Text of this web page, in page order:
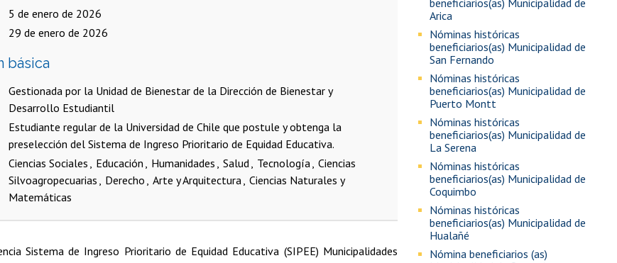
Arica
Nóminas históricas
beneficiarios(as) Municipalidad de
San Fernando
Nóminas históricas
beneficiarios(as) Municipalidad de
Puerto Montt
Nóminas históricas
beneficiarios(as) Municipalidad de
La Serena
Nóminas históricas
beneficiarios(as) Municipalidad de
Coquimbo
Nóminas históricas
beneficiarios(as) Municipalidad de
Hualañé
Nómina beneficiarios (as)
5 de enero de 2026
29 de enero de 2026
básica
Gestionada por la Unidad de Bienestar de la Dirección de Bienestar y
Desarrollo Estudiantil
Estudiante regular de la Universidad de Chile que postule y obtenga la
preselección del Sistema de Ingreso Prioritario de Equidad Educativa.
Ciencias Sociales Educación Humanidades Salud Tecnología Ciencias
Silvoagropecuarias
Derecho Arte y Arquitectura Ciencias Naturales y
Matemáticas
Sistema de Ingreso Prioritario de Equidad Educativa (SIPEE) Municipalidades